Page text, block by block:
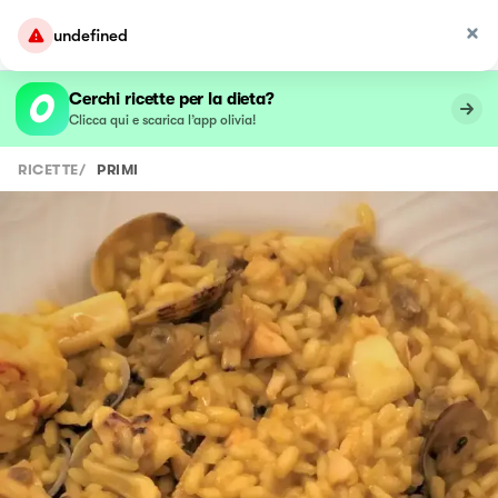
undefined
Cerchi ricette per la dieta?
Clicca qui e scarica l’app olivia!
RICETTE/ PRIMI